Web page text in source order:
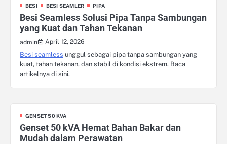
BESI BESI SEAMLER PIPA
Besi Seamless Solusi Pipa Tanpa Sambungan
yang Kuat dan Tahan Tekanan
admin
April 12, 2026
Besi seamless unggul sebagai pipa tanpa sambungan yang
kuat, tahan tekanan, dan stabil di kondisi ekstrem. Baca
artikelnya di sini.
GENSET 50 KVA
Genset 50 kVA Hemat Bahan Bakar dan
Mudah dalam Perawatan